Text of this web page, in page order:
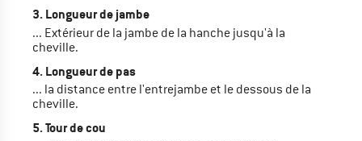
3. Longueur de jambe
... Extérieur de la jambe de la hanche jusqu'à la
cheville.
4. Longueur de pas
... la distance entre l'entrejambe et le dessous de la
cheville.
5. Tour de cou